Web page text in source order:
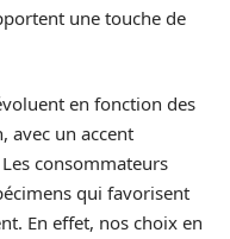
une touche de
en fonction des
avec un accent
consommateurs
qui favorisent
En effet, nos choix en